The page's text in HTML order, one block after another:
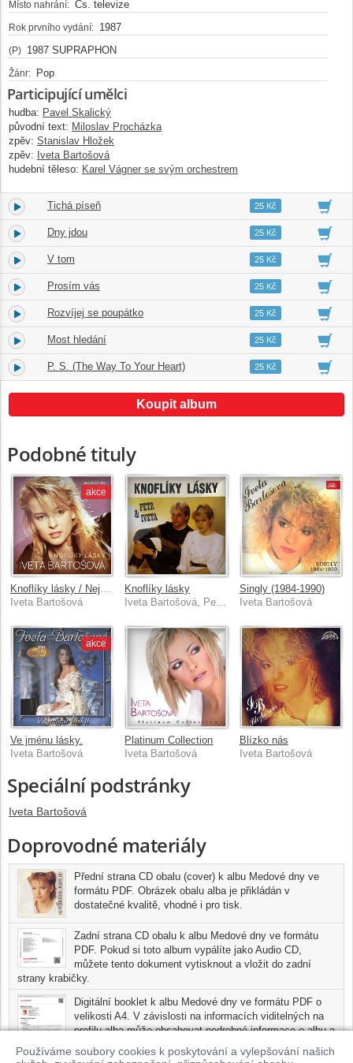
Používáme soubory cookies k poskytování a vylepšování našich
Místo nahrání: Čs. televize
Rok prvního vydání: 1987
(P) 1987 SUPRAPHON
Žánr: Pop
Participující umělci
hudba: Pavel Skalický
původní text: Miloslav Procházka
zpěv: Stanislav Hložek
zpěv: Iveta Bartošová
hudební těleso: Karel Vágner se svým orchestrem
14. Tichá píseň 04:1625 Kč
15. Dny jdou 02:3125 Kč
16. V tom 02:1025 Kč
17. Prosím vás 04:3725 Kč
18. Rozvíjej se poupátko 03:0825 Kč
19. Most hledání 03:1625 Kč
20. P. S. (The Way To Your Heart) 03:3725 Kč
Koupit album
Podobné tituly
akce
Iveta Bartošová
Knoflíky lásky
Singly (1984-1990)
Iveta Bartošová
akce
Ve jménu lásky.
Iveta Bartošová
Platinum Collection
Iveta Bartošová
Blízko nás
Iveta Bartošová
Speciální podstránky
Iveta Bartošová
Doprovodné materiály
Přední strana CD obalu (cover) k albu Medové dny ve
formátu PDF. Obrázek obalu alba je přikládán v
dostatečné kvalitě, vhodné i pro tisk.
Zadní strana CD obalu k albu Medové dny ve formátu
PDF. Pokud si toto album vypálíte jako Audio CD,
můžete tento dokument vytisknout a vložit do zadní
strany krabičky.
Digitální booklet k albu Medové dny ve formátu PDF o
velikosti A4. V závislosti na informacích viditelných na
profilu alba může obsahovat podrobné informace o albu a
jednotlivých skladbách, včetně seznamu participujících
umělců, přesného data a místa nahrání pro každou ze